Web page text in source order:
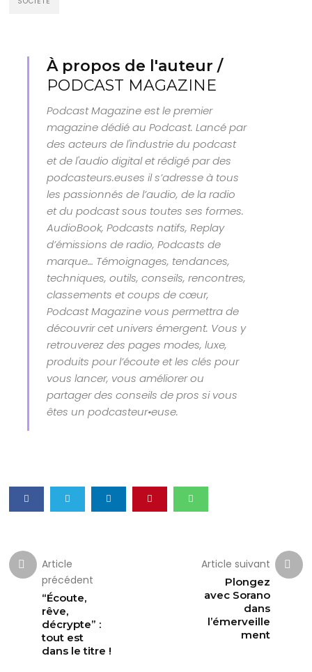
À propos de l'auteur /
PODCAST MAGAZINE
Podcast Magazine est le premier
magazine dédié au Podcast. Lancé par
des acteurs de l'industrie du podcast
et de l'audio digital et rédigé par des
podcasteurs.euses il s’adresse à tous
les passionnés de l’audio, de la radio
et du podcast sous toutes ses formes.
AudioBook, Podcasts natifs, Replay
d’émissions de radio, Podcasts de
marque… Témoignages, tendances,
techniques, outils, conseils, rencontres,
classements et coups de cœur,
Podcast Magazine vous permettra de
découvrir cet univers émergent. Vous y
retrouverez des pages modes, luxe,
produits pour l’écoute et les clés pour
vous lancer, vous améliorer ou
partager des conseils de pros si vous
êtes un podcasteur•euse.
Article
précédent
“Écoute,
rêve,
décrypte” :
tout est
dans le titre !
Article suivant
Plongez
avec Sorano
dans
l’émerveille
ment